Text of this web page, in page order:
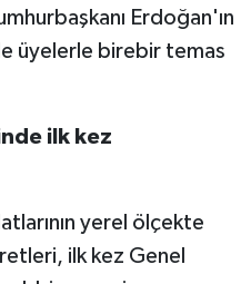
Erdoğan'ın
üyelerle birebir temas
ilk kez
yerel ölçekte
ilk kez Genel